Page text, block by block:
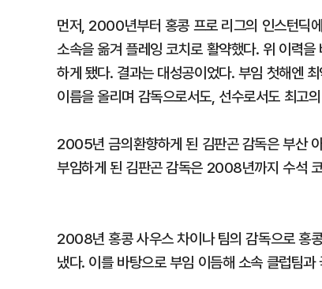
먼저, 2000년부터 홍콩 프로 리그의 인스턴딕
소속을 옮겨 플레잉 코치로 활약했다. 위 이력
하게 됐다. 결과는 대성공이었다. 부임 첫해엔
이름을 올리며 감독으로서도, 선수로서도 최고
2005년 금의환향하게 된 김판곤 감독은 부산
부임하게 된 김판곤 감독은 2008년까지 수석
2008년 홍콩 사우스 차이나 팀의 감독으로 홍
냈다. 이를 바탕으로 부임 이듬해 소속 클럽팀